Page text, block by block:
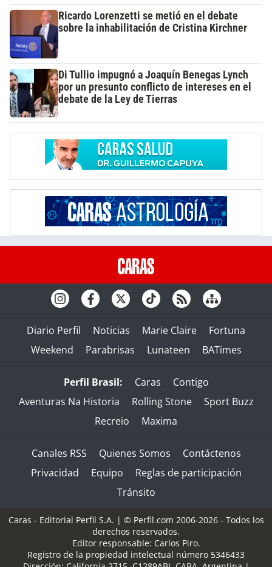
Ricardo Lorenzetti se metió en el debate
sobre la inhabilitación de Cristina Kirchner
Di Tullio impugnó a Joaquín Benegas Lynch
por un presunto conflicto de intereses en el
debate de la Ley de Tierras
Diario Perfil Noticias Marie Claire
Fortuna
Weekend
Parabrisas Lunateen BATimes
Perfil Brasil: Caras
Contigo
Aventuras Na Historia
Rolling Stone
Sport Buzz
Recreio
Maxima
Canales RSS Quienes Somos
Contáctenos
Privacidad
Equipo
Reglas de participación
Tránsito
Caras - Editorial Perfil S.A. | © Perfil.com 2006-2026 - Todos los
derechos reservados.
Editor responsable: Carlos Piro.
Registro de la propiedad intelectual número 5346433